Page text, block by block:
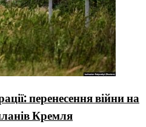
перенесення війни на
Кремля